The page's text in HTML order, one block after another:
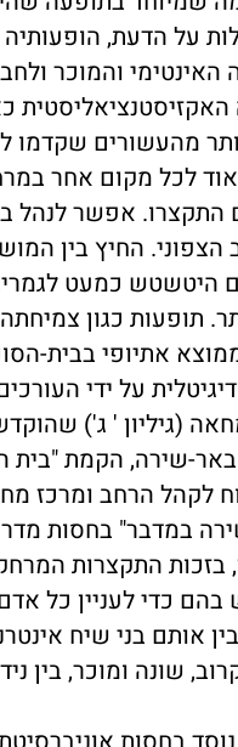
על הדעת,
והמוכר
מהעשורים שקדמו
לכל מקום אחר
אפשר לנהל
החיץ בין
היטשטש כמעט
תופעות כגון
על ידי
(גיליון ' ג')
שירה, הקמת "בית
לקהל הרחב ומרכז
במדבר" בחסות
בזכות התקצרות
בהם כדי לעניין כל
אותם בני שיח
שונה ומוכר, בין